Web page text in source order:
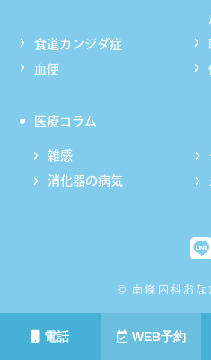
電話 WEB予約
食道カンジダ症
血便
医療コラム
雑感
消化器の病気
© 南條内科おな